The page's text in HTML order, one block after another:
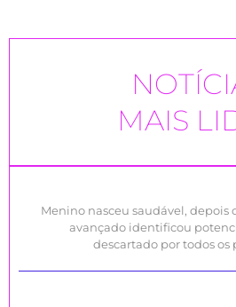
MAIS
Menino nasceu saudável, depois
avançado identificou
descartado por todos os